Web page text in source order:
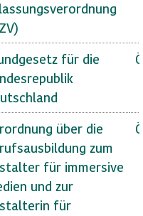
für die
über die
zum
für immersive
und zur
für